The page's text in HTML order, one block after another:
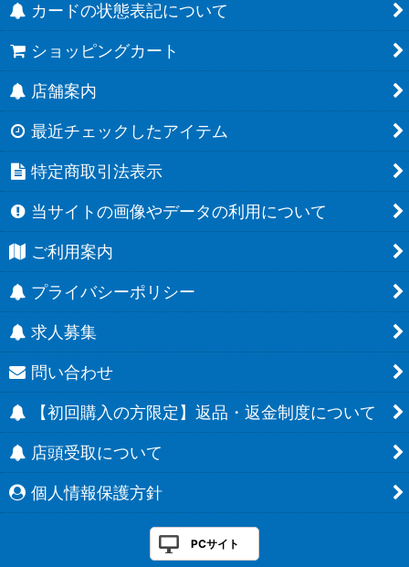
カードの状態表記について
ショッピングカート
店舗案内
最近チェックしたアイテム
特定商取引法表示
当サイトの画像やデータの利用について
ご利用案内
プライバシーポリシー
求人募集
問い合わせ
【初回購入の方限定】返品・返金制度について
店頭受取について
個人情報保護方針
PCサイト